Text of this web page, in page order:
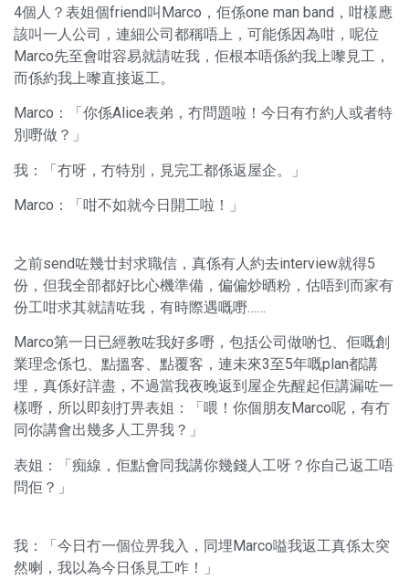
4個人？表姐個friend叫Marco，佢係one man band，咁樣應
該叫一人公司，連細公司都稱唔上，可能係因為咁，呢位
Marco先至會咁容易就請咗我，佢根本唔係約我上嚟見工，
而係約我上嚟直接返工。
Marco：「你係Alice表弟，冇問題啦！今日有冇約人或者特
別嘢做？」
我：「冇呀，冇特別，見完工都係返屋企。」
Marco：「咁不如就今日開工啦！」
之前send咗幾廿封求職信，真係有人約去interview就得5
份，但我全部都好比心機準備，偏偏炒晒粉，估唔到而家有
份工咁求其就請咗我，有時際遇嘅嘢……
Marco第一日已經教咗我好多嘢，包括公司做啲乜、佢嘅創
業理念係乜、點搵客、點覆客，連未來3至5年嘅plan都講
埋，真係好詳盡，不過當我夜晚返到屋企先醒起佢講漏咗一
樣嘢，所以即刻打畀表姐：「喂！你個朋友Marco呢，有冇
同你講會出幾多人工畀我？」
表姐：「痴線，佢點會同我講你幾錢人工呀？你自己返工唔
問佢？」
我：「今日冇一個位畀我入，同埋Marco嗌我返工真係太突
然喇，我以為今日係見工咋！」